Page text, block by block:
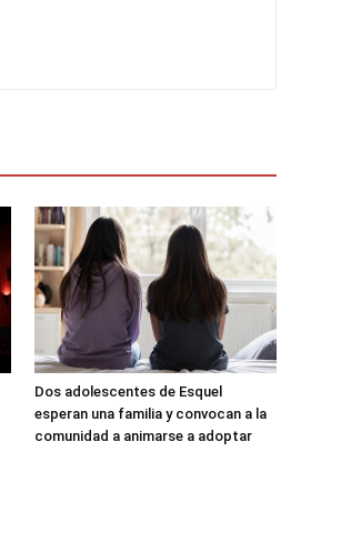
Dos adolescentes de Esquel
esperan una familia y convocan a la
comunidad a animarse a adoptar